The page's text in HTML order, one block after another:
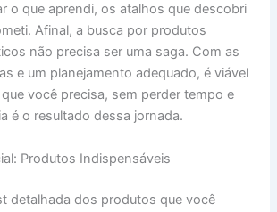
o que aprendi, os atalhos que descobri
Afinal, a busca por produtos
não precisa ser uma saga. Com as
e um planejamento adequado, é viável
você precisa, sem perder tempo e
é o resultado dessa jornada.
Produtos Indispensáveis
detalhada dos produtos que você